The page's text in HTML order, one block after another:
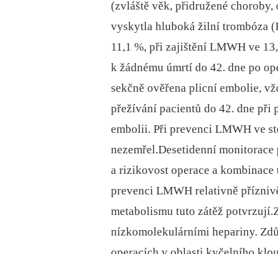
(zvláště věk, přidružené
vyskytla hluboká žilní trombóza
11,1 %, při zajištění LMWH ve
k žádnému úmrtí do 42. dne po
sekčně ověřena plicní embolie,
přežívání pacientů do 42. dne při
embolii. Při prevenci LMWH ve
nezemřel.Desetidenní
a rizikovost operace a
prevenci LMWH relativně
metabolismu tuto zátěž
nízkomolekulárními hepariny.